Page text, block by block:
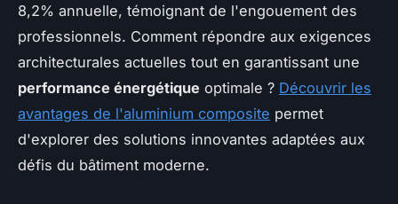
8,2% annuelle, témoignant de l'engouement des
professionnels. Comment répondre aux exigences
architecturales actuelles tout en garantissant une
performance énergétique optimale ? Découvrir les
avantages de l'aluminium composite permet
d'explorer des solutions innovantes adaptées aux
défis du bâtiment moderne.